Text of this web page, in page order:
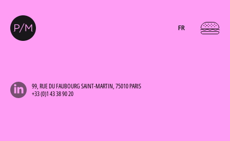
FR
99, RUE DU FAUBOURG SAINT-MARTIN, 75010 PARIS
+33 (0)1 43 38 90 20